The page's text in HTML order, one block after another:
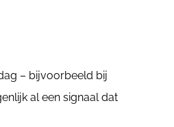
– bijvoorbeeld bij
al een signaal dat